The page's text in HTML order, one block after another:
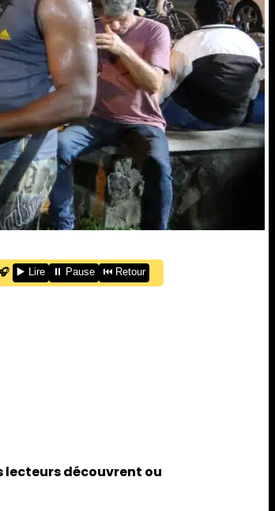
▶️ Lire ⏸️ Pause ⏮️ Retour
lecteurs découvrent ou